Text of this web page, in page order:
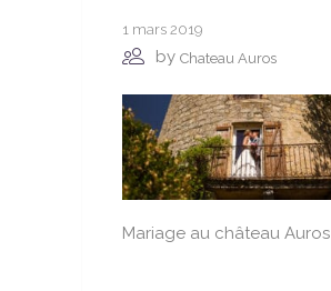
1 mars 2019
by Chateau Auros
Mariage au château Auros